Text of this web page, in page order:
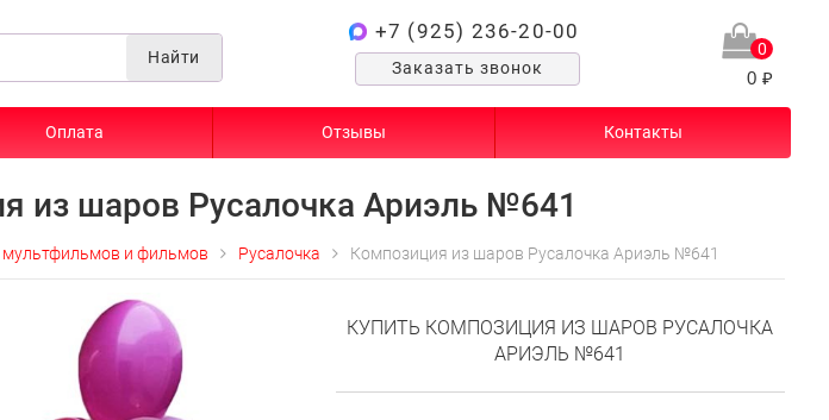
Найти
+7 (925) 236-20-00
Заказать звонок
0
0 ₽
Оплата Отзывы Контакты
из шаров Русалочка Ариэль №641
и фильмов Русалочка Композиция из шаров Русалочка Ариэль №641
КУПИТЬ КОМПОЗИЦИЯ ИЗ ШАРОВ РУСАЛОЧКА
АРИЭЛЬ №641